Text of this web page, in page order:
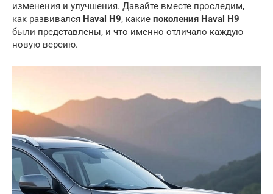
изменения и улучшения. Давайте вместе проследим,
как развивался Haval H9, какие поколения Haval H9
были представлены, и что именно отличало каждую
новую версию.